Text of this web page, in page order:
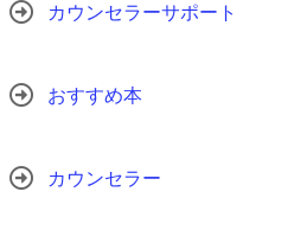
カウンセラーサポート
おすすめ本
カウンセラー